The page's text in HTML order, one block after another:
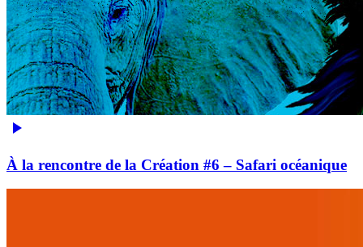
À la rencontre de la Création #6 – Safari océanique